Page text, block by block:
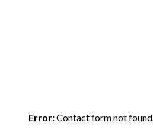
Error:Contact form not found.